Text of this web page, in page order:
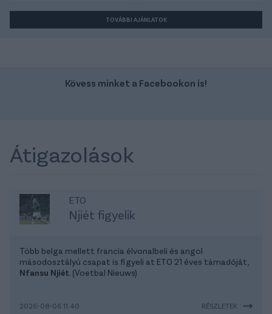
TOVÁBBI AJÁNLATOK
Kövess minket a Facebookon is!
Átigazolások
ETO
Njiét figyelik
Több belga mellett francia élvonalbeli és angol
másodosztályú csapat is figyeli at ETO 21 éves támadóját,
Nfansu Njiét. (Voetbal Nieuws)
2026-08-06 11:40 RÉSZLETEK